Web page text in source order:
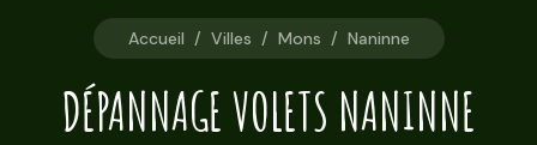
Accueil / Villes / Mons / Naninne
DÉPANNAGE VOLETS NANINNE